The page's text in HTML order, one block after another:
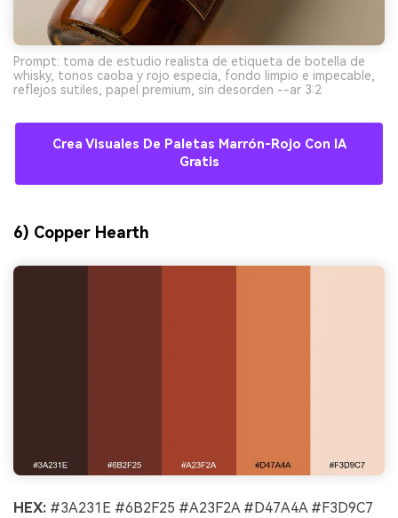
Prompt: toma de estudio realista de etiqueta de botella de
whisky, tonos caoba y rojo especia, fondo limpio e impecable,
reflejos sutiles, papel premium, sin desorden --ar 3:2
Crea Visuales De Paletas Marrón-Rojo Con IA
Gratis
6) Copper Hearth
HEX: #3A231E #6B2F25 #A23F2A #D47A4A #F3D9C7